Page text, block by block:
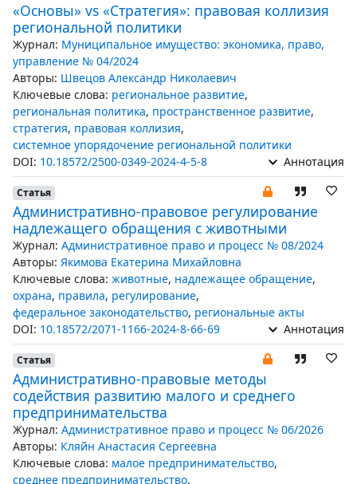
«Основы» vs «Стратегия»: правовая коллизия
региональной политики
Журнал: Муниципальное имущество: экономика, право,
управление № 04/2024
Авторы: Швецов Александр Николаевич
Ключевые слова: региональное развитие,
региональная политика, пространственное развитие,
стратегия, правовая коллизия,
системное упорядочение региональной политики
DOI: 10.18572/2500-0349-2024-4-5-8 Аннотация
Статья
Административно-правовое регулирование
надлежащего обращения с животными
Журнал: Административное право и процесс № 08/2024
Авторы: Якимова Екатерина Михайловна
Ключевые слова: животные, надлежащее обращение,
охрана, правила, регулирование,
федеральное законодательство, региональные акты
DOI: 10.18572/2071-1166-2024-8-66-69 Аннотация
Статья
Административно-правовые методы
содействия развитию малого и среднего
предпринимательства
Журнал: Административное право и процесс № 06/2026
Авторы: Кляйн Анастасия Сергеевна
Ключевые слова: малое предпринимательство,
среднее предпринимательство,